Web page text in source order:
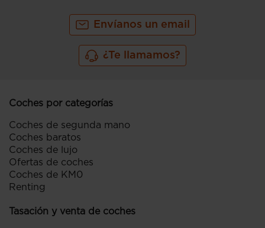
Envíanos un email
¿Te llamamos?
Coches por categorías
Coches de segunda mano
Coches baratos
Coches de lujo
Ofertas de coches
Coches de KM0
Renting
Tasación y venta de coches